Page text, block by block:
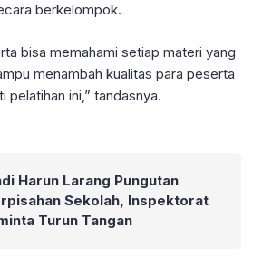
berkelompok.
bisa memahami setiap materi yang
menambah kualitas para peserta
pelatihan ini,” tandasnya.
Harun Larang Pungutan
Sekolah, Inspektorat
Turun Tangan